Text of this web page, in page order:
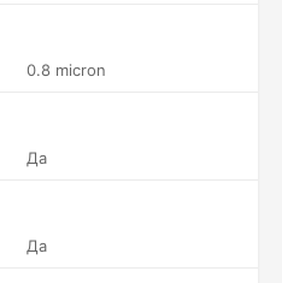
0.8 micron
Да
Да